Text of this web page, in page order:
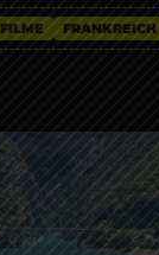
FILME FRANKREICH